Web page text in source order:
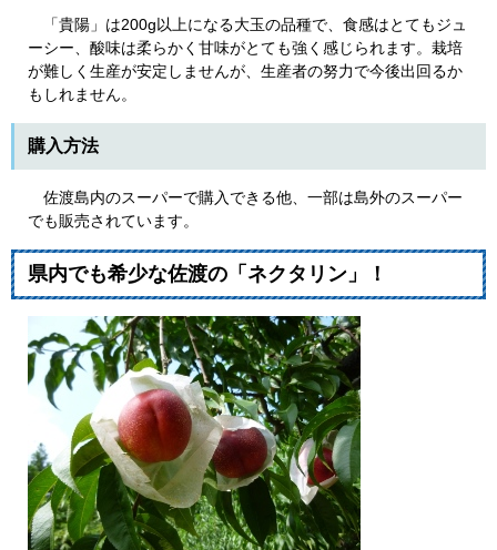
「貴陽」は200g以上になる大玉の品種で、食感はとてもジュ
ーシー、酸味は柔らかく甘味がとても強く感じられます。栽培
が難しく生産が安定しませんが、生産者の努力で今後出回るか
もしれません。
購入方法
佐渡島内のスーパーで購入できる他、一部は島外のスーパー
でも販売されています。
県内でも希少な佐渡の「ネクタリン」！